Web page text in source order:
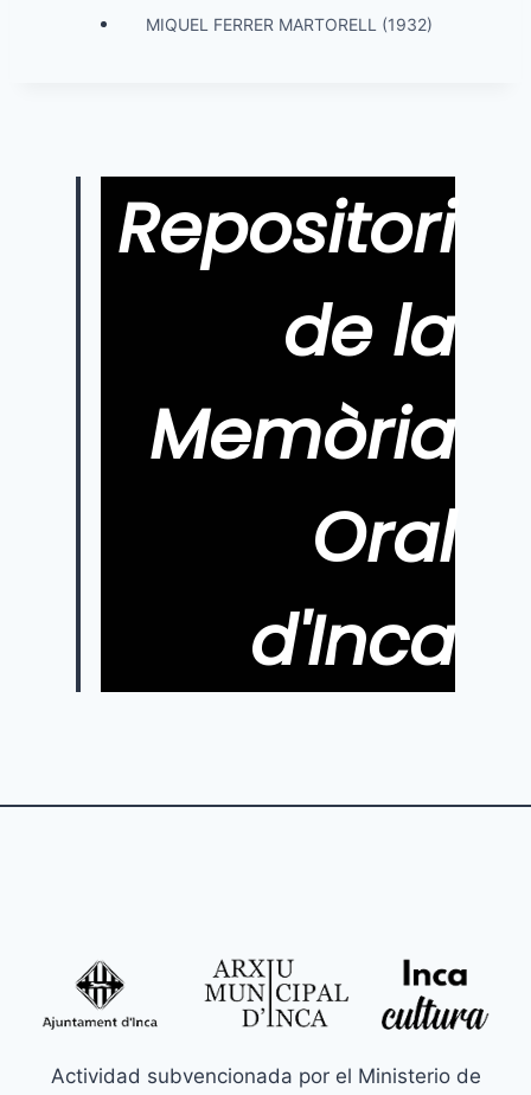
MIQUEL FERRER MARTORELL (1932)
Repositori
de la
Memòria
Oral
d'Inca
Actividad subvencionada por el Ministerio de